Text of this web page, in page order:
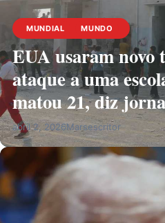
MUNDIAL MUNDO
EUA usaram novo
ataque a uma
matou 21, diz
abril 2, 2026Marsescritor